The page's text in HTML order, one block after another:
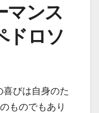
マンス
ドロソ
びは自身のた
ものでもあり